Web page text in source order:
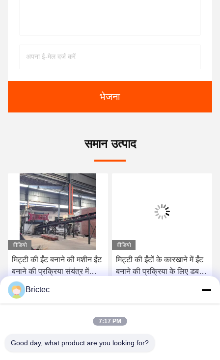
भेजना
समान उत्पाद
वीडियो
मिट्टी की ईंट बनाने की मशीन ईंट
बनाने की प्रक्रिया संयंत्र में
फ्रंट स्टेंसिल मिक्सिंग
एक्सट्रूडर
सबसे अच्छी कीमत पाएं
वीडियो
मिट्टी की ईंटों के कारखाने में ईंट
बनाने की प्रक्रिया के लिए डबल
सबसे अच्छी कीमत पाएं
Brictec
7:17 PM
Good day, what product are you looking for?